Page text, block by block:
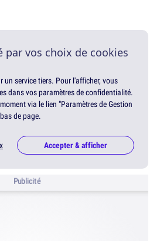
par vos choix de cookies
un service tiers. Pour l'afficher, vous
dans vos paramètres de confidentialité.
via le lien "Paramètres de Gestion
de page.
Accepter & afficher
Publicité